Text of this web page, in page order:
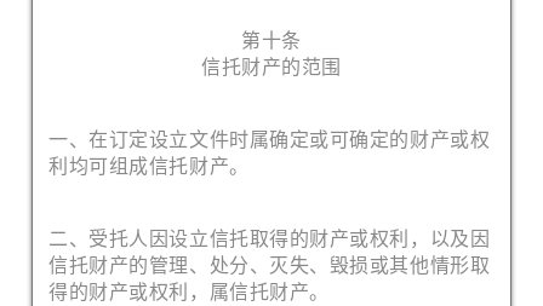
第十条
信托财产的范围
一、在订定设立文件时属确定或可确定的财产或权
利均可组成信托财产。
二、受托人因设立信托取得的财产或权利，以及因
信托财产的管理、处分、灭失、毁损或其他情形取
得的财产或权利，属信托财产。